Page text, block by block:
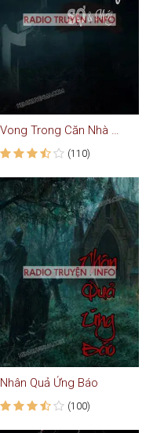
Vong Trong Căn Nhà Cháy
(110)
Nhân Quả Ứng Báo
(100)